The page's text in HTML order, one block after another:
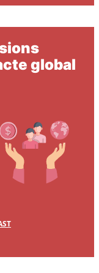
global